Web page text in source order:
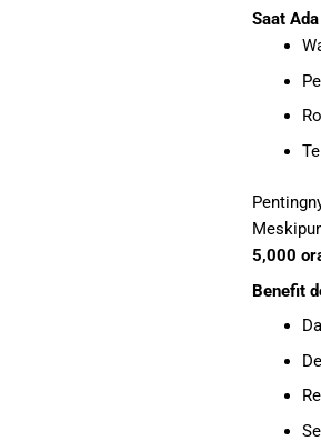
Saat
5,000
Benefit